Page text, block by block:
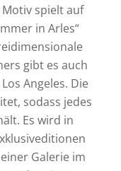
Motiv spielt auf
in Arles“
gibt es auch
Angeles. Die
sodass jedes
Es wird in
Galerie im